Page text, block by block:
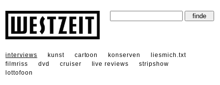
interviews kunst cartoon konserven
liesmich.txt
filmriss
dvd cruiser live reviews
stripshow
lottofoon